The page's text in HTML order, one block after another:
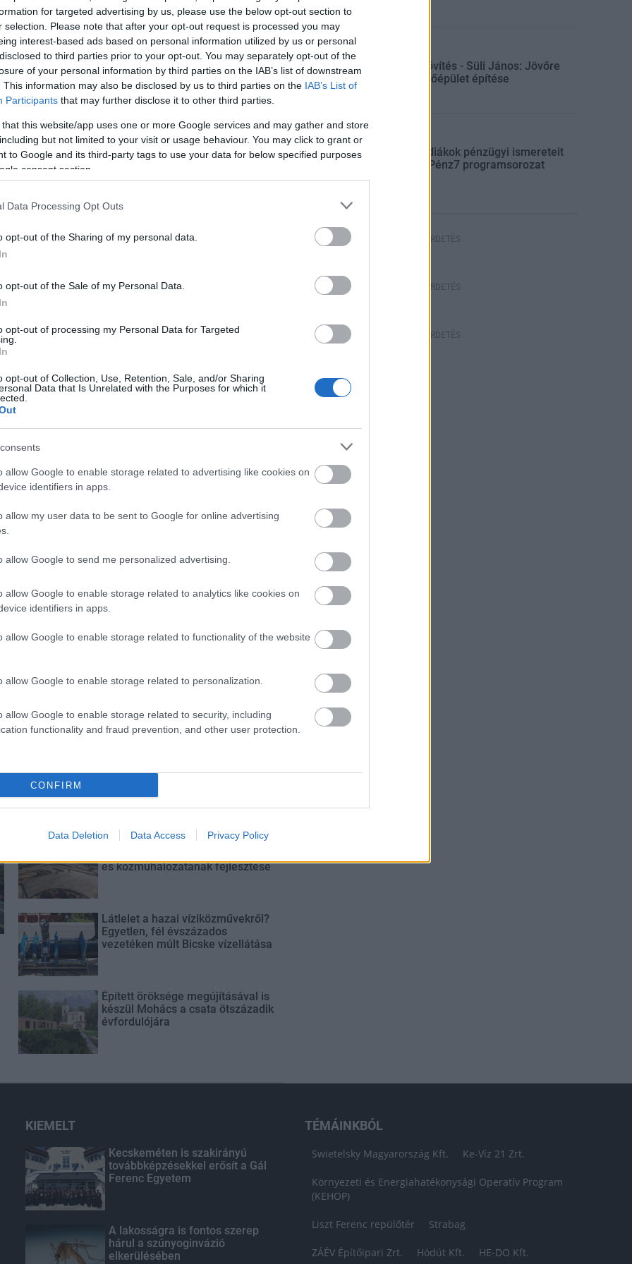
for targeted advertising by us, please use the below opt-out section to
selection. Please note that after your opt-out request is processed you may
interest-based ads based on personal information utilized by us or personal
to third parties prior to your opt-out. You may separately opt-out of the
of your personal information by third parties on the IAB’s list of downstream
This information may also be disclosed by us to third parties on the IAB’s List of
Participants that may further disclose it to other third parties.
that this website/app uses one or more Google services and may gather and store
but not limited to your visit or usage behaviour. You may click to grant or
to Google and its third-party tags to use your data for below specified purposes
consent section.
Data Processing Opt Outs
opt-out of the Sharing of my personal data.
opt-out of the Sale of my Personal Data.
opt-out of processing my Personal Data for Targeted
opt-out of Collection, Use, Retention, Sale, and/or Sharing
Data that Is Unrelated with the Purposes for which it
allow Google to enable storage related to advertising like cookies on
identifiers in apps.
allow my user data to be sent to Google for online advertising
allow Google to send me personalized advertising.
allow Google to enable storage related to analytics like cookies on
identifiers in apps.
allow Google to enable storage related to functionality of the website
allow Google to enable storage related to personalization.
allow Google to enable storage related to security, including
functionality and fraud prevention, and other user protection.
CONFIRM
Data Deletion Data Access Privacy Policy
meg tudja vásárolni.
5%) értékben + postaköltség 375,- Ft elsőbbségi
a legközelebbi lapszámtól 3.800 Ft (bruttó díj,
elsőbbségi levélküldeménnyel.
használjuk fel.
tartható az
Aktuális
hatása a környezetre, hogy a
mérföldköve a felülvizsgálat
Elkészült a Liszt Ferenc repülőtér
és közműhálózatának fejlesztése
Látlelet a hazai víziközművekről?
Egyetlen, fél évszázados
vezetéken múlt Bicske vízellátása
Épített öröksége megújításával is
készül Mohács a csata ötszázadik
évfordulójára
Paksi bővítés - Süli János: Jövőre
indul a főépület építése
Indul a diákok pénzügyi ismereteit
erősítő Pénz7 programsorozat
HIRDETÉS
HIRDETÉS
HIRDETÉS
KIEMELT
Kecskeméten is szakirányú
továbbképzésekkel erősít a Gál
Ferenc Egyetem
A lakosságra is fontos szerep
hárul a szúnyoginvázió
elkerülésében
TÉMÁINKBÓL
Swietelsky Magyarország Kft. Ke-Víz 21 Zrt.
Környezeti és Energiahatékonysági Operatív Program
(KEHOP)
Liszt Ferenc repülőtér Strabag
ZÁÉV Építőipari Zrt. Hódút Kft. HE-DO Kft.